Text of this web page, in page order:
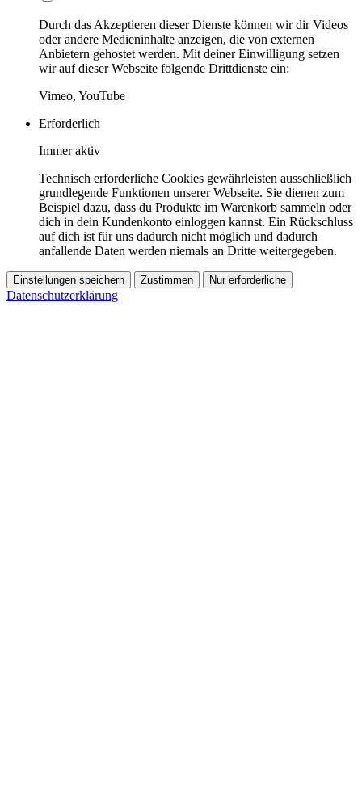
Durch das Akzeptieren dieser Dienste können wir dir Videos
oder andere Medieninhalte anzeigen, die von externen
Anbietern gehostet werden. Mit deiner Einwilligung setzen
wir auf dieser Webseite folgende Drittdienste ein:
Vimeo, YouTube
Erforderlich
Immer aktiv
Technisch erforderliche Cookies gewährleisten ausschließlich
grundlegende Funktionen unserer Webseite. Sie dienen zum
Beispiel dazu, dass du Produkte im Warenkorb sammeln oder
dich in dein Kundenkonto einloggen kannst. Ein Rückschluss
auf dich ist für uns dadurch nicht möglich und dadurch
anfallende Daten werden niemals an Dritte weitergegeben.
Einstellungen speichern Zustimmen Nur erforderliche
Datenschutzerklärung